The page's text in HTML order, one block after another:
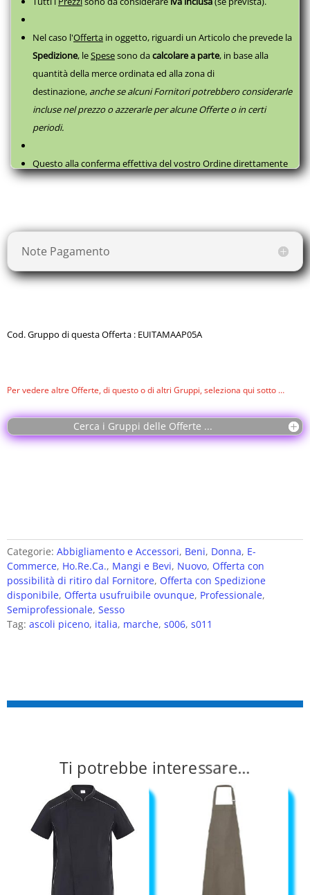
Nel caso l'Offerta in oggetto, riguardi un Articolo che prevede la
Spedizione, leSpesesono dacalcolare a parte, in base alla
quantità della merce ordinata ed alla zona di
destinazione, anche se alcuni Fornitori potrebbero considerarle
incluse nel prezzo o azzerarle per alcune Offerte o in certi
periodi.
Questo alla conferma effettiva del vostro Ordine direttamente
con il fornitore, successivamente a questaPrenotazione, come
Note Pagamento
Cod. Gruppo di questa Offerta : EUITAMAAP05A
Per vedere altre Offerte, di questo o di altri Gruppi, seleziona qui sotto …
Cerca i Gruppi delle Offerte ...
Categorie: Abbigliamento e Accessori, Beni, Donna, E-
Commerce, Ho.Re.Ca., Mangi e Bevi, Nuovo, Offerta con
possibilità di ritiro dal Fornitore, Offerta con Spedizione
disponibile, Offerta usufruibile ovunque, Professionale,
Semiprofessionale, Sesso
Tag: ascoli piceno, italia, marche, s006, s011
Ti potrebbe interessare…